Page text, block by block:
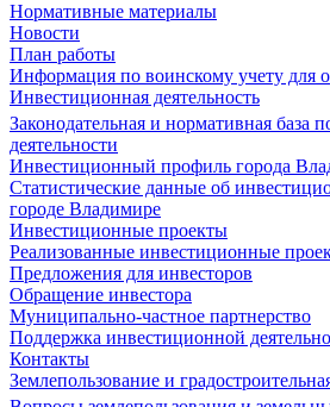
Нормативные материалы
Новости
План работы
Информация по воинскому учету для
Инвестиционная деятельность
Законодательная и нормативная база
деятельности
Инвестиционный профиль города
Статистические данные об
городе Владимире
Инвестиционные проекты
Реализованные инвестиционные
Предложения для инвесторов
Обращение инвестора
Муниципально-частное партнерство
Поддержка инвестиционной
Контакты
Землепользование и